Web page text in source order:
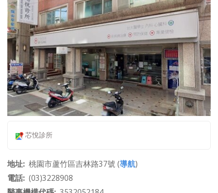
芯悅診所
地址 桃園市蘆竹區吉林路37號 (導航)
電話 (03)3228908